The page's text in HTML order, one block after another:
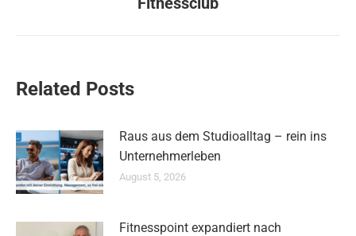
Beitrag:
Related Posts
Raus aus dem Studioalltag – rein ins
Unternehmerleben
August 5, 2026
Fitnesspoint expandiert nach